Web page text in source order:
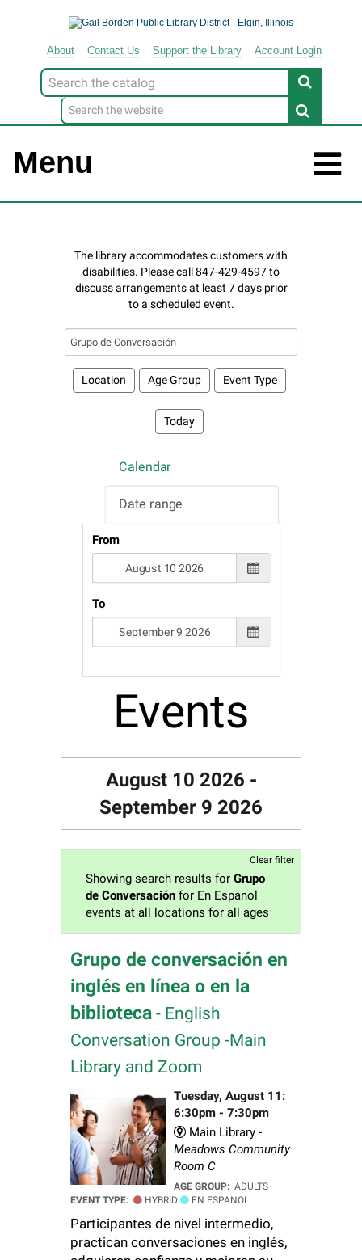
About Contact Us Support the Library Account Login
Look
for
Menu
Search
events
Location Age Group Event Type
Today
Calendar
Date range
From
To
Events
August 10 2026 -
September 9 2026
Clear filter
Showing search results for Grupo
de Conversación for En Espanol
events at all locations for all ages
Grupo de conversación en
inglés en línea o en la
biblioteca - English
Conversation Group -Main
Library and Zoom
Tuesday, August 11:
6:30pm - 7:30pm
Main Library -
Meadows Community
Room C
AGE GROUP: ADULTS
EVENT TYPE:
HYBRID EN ESPANOL
Participantes de nivel intermedio,
practican conversaciones en inglés,